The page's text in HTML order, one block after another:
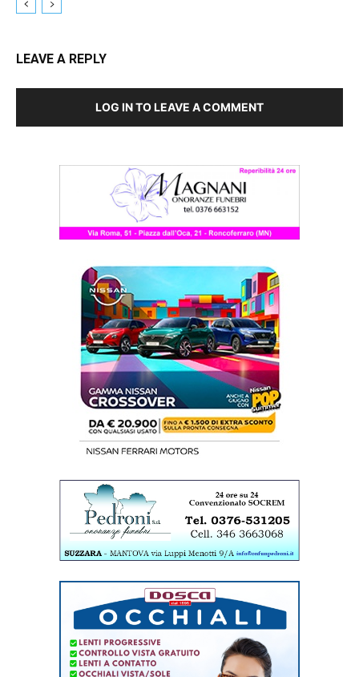
LEAVE A REPLY
LOG IN TO LEAVE A COMMENT